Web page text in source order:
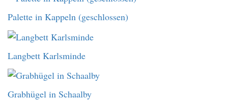
Palette in Kappeln (geschlossen)
Langbett Karlsminde
Grabhügel in Schaalby